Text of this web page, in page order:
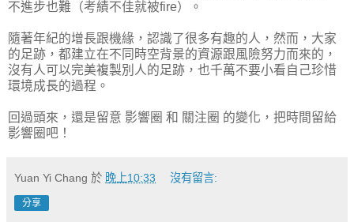
不進步也難（考績不佳就被fire）。
隨著年紀的增長跟機緣，認識了很多有趣的人，然而，大家
的足跡，都建立在不同時空背景的資源跟風險努力而來的，
沒有人可以完美複製別人的足跡，也千萬不要小看自己珍惜
環境成長的過程。
回過頭來，還是留意 影響圈 和 關注圈 的變化，把時間留給
影響圈吧！
Yuan Yi Chang 於 晚上10:33 沒有留言:
分享